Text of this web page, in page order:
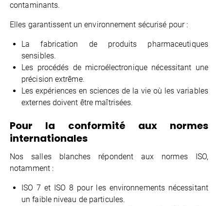
contaminants.
Elles garantissent un environnement sécurisé pour :
La fabrication de produits pharmaceutiques
sensibles.
Les procédés de microélectronique nécessitant une
précision extrême.
Les expériences en sciences de la vie où les variables
externes doivent être maîtrisées.
Pour la conformité aux normes
internationales
Nos salles blanches répondent aux normes ISO,
notamment :
ISO 7 et ISO 8 pour les environnements nécessitant
un faible niveau de particules.